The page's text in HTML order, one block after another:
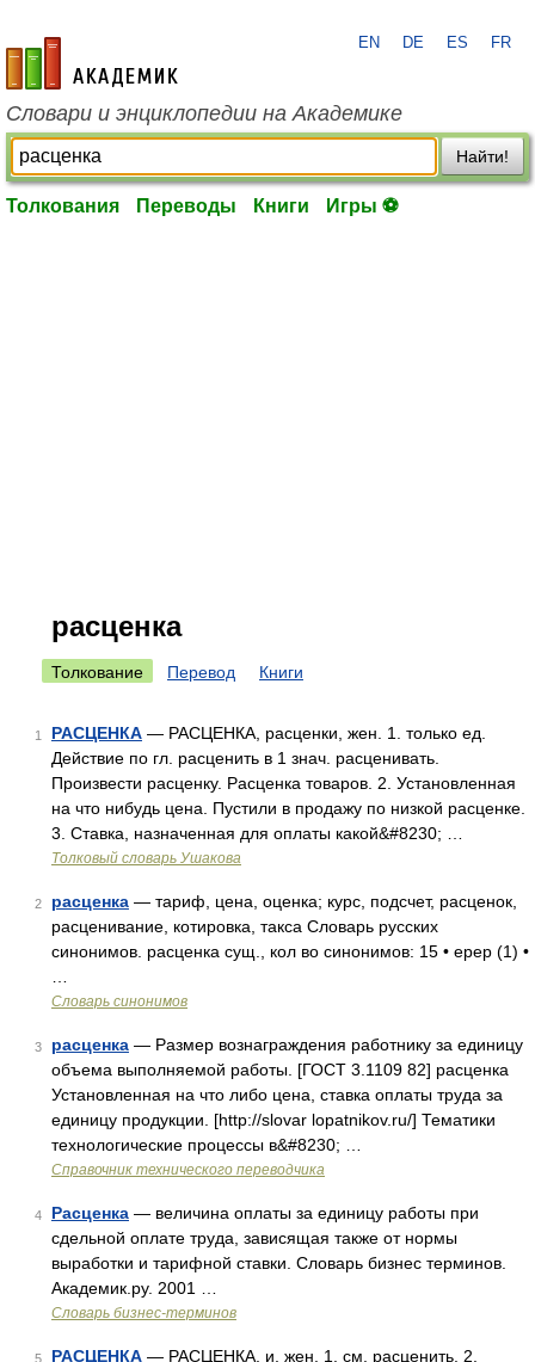
academic.ru
EN DE ES FR
Словари и энциклопедии на Академике
Найти!
Толкования Переводы Книги Игры ⚽
расценка
Толкование Перевод Книги
1 РАСЦЕНКА — РАСЦЕНКА, расценки, жен. 1. только ед.
Действие по гл. расценить в 1 знач. расценивать.
Произвести расценку. Расценка товаров. 2. Установленная
на что нибудь цена. Пустили в продажу по низкой расценке.
3. Ставка, назначенная для оплаты какой&#8230; …
Толковый словарь Ушакова
2 расценка — тариф, цена, оценка; курс, подсчет, расценок,
расценивание, котировка, такса Словарь русских
синонимов. расценка сущ., кол во синонимов: 15 • ерер (1) •
Словарь синонимов
3 расценка — Размер вознаграждения работнику за единицу
объема выполняемой работы. [ГОСТ 3.1109 82] расценка
Установленная на что либо цена, ставка оплаты труда за
единицу продукции. [http://slovar lopatnikov.ru/] Тематики
технологические процессы в&#8230; …
Справочник технического переводчика
4 Расценка — величина оплаты за единицу работы при
сдельной оплате труда, зависящая также от нормы
выработки и тарифной ставки. Словарь бизнес терминов.
Академик.ру. 2001 …
Словарь бизнес-терминов
5 РАСЦЕНКА — РАСЦЕНКА, и, жен. 1. см. расценить. 2.